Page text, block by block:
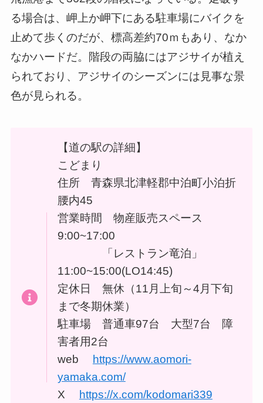
る場合は、岬上か岬下にある駐車場にバイクを
止めて歩くのだが、標高差約70ｍもあり、なか
なかハードだ。階段の両脇にはアジサイが植え
られており、アジサイのシーズンには見事な景
色が見られる。
【道の駅の詳細】
こどまり
住所 青森県北津軽郡中泊町小泊折
腰内45
営業時間 物産販売スペース
9:00~17:00
「レストラン竜泊」
11:00~15:00(LO14:45)
定休日 無休（11月上旬～4月下旬
まで冬期休業）
駐車場 普通車97台 大型7台 障
害者用2台
web https://www.aomori-
yamaka.com/
X https://x.com/kodomari339